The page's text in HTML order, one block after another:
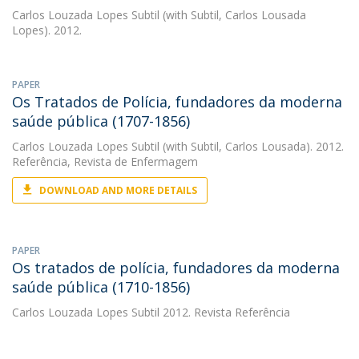
Carlos Louzada Lopes Subtil (with Subtil, Carlos Lousada
Lopes). 2012.
PAPER
Os Tratados de Polícia, fundadores da moderna
saúde pública (1707-1856)
Carlos Louzada Lopes Subtil (with Subtil, Carlos Lousada). 2012.
Referência, Revista de Enfermagem
DOWNLOAD AND MORE DETAILS
PAPER
Os tratados de polícia, fundadores da moderna
saúde pública (1710-1856)
Carlos Louzada Lopes Subtil 2012. Revista Referência